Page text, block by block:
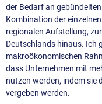
der Bedarf an
Kombination der
regionalen Aufstellung,
Deutschlands hinaus. Ich
makroökonomischen
dass Unternehmen mit
nutzen werden, indem sie
vergeben werden.